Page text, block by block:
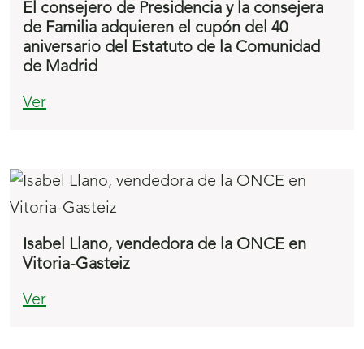
El consejero de Presidencia y la consejera
de Familia adquieren el cupón del 40
aniversario del Estatuto de la Comunidad
de Madrid
Ver
Isabel Llano, vendedora de la ONCE en
Vitoria-Gasteiz
Ver